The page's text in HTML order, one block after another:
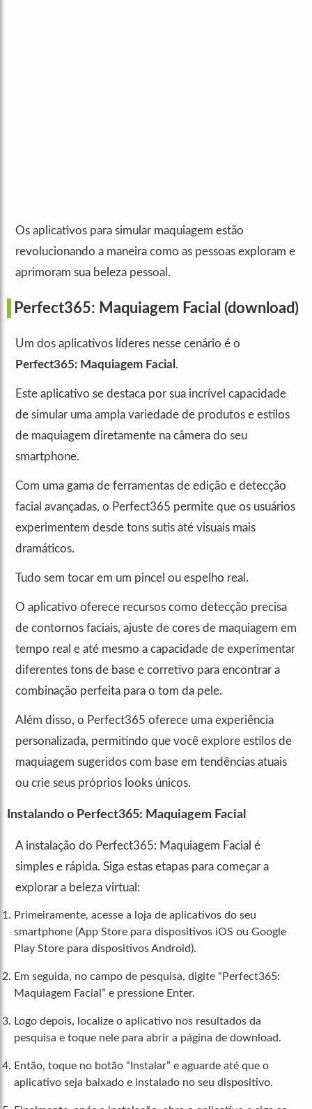
Os aplicativos para simular maquiagem estão
revolucionando a maneira como as pessoas exploram e
aprimoram sua beleza pessoal.
Perfect365: Maquiagem Facial (download)
Um dos aplicativos líderes nesse cenário é o
Perfect365: Maquiagem Facial .
Este aplicativo se destaca por sua incrível capacidade
de simular uma ampla variedade de produtos e estilos
de maquiagem diretamente na câmera do seu
smartphone.
Com uma gama de ferramentas de edição e detecção
facial avançadas, o Perfect365 permite que os usuários
experimentem desde tons sutis até visuais mais
dramáticos.
Tudo sem tocar em um pincel ou espelho real.
O aplicativo oferece recursos como detecção precisa
de contornos faciais, ajuste de cores de maquiagem em
tempo real e até mesmo a capacidade de experimentar
diferentes tons de base e corretivo para encontrar a
combinação perfeita para o tom da pele.
Além disso, o Perfect365 oferece uma experiência
personalizada, permitindo que você explore estilos de
maquiagem sugeridos com base em tendências atuais
ou crie seus próprios looks únicos.
Instalando o Perfect365: Maquiagem Facial
A instalação do Perfect365: Maquiagem Facial é
simples e rápida. Siga estas etapas para começar a
explorar a beleza virtual:
Primeiramente, acesse a loja de aplicativos do seu
smartphone (App Store para dispositivos iOS ou Google
Play Store para dispositivos Android).
Em seguida, no campo de pesquisa, digite “Perfect365:
Maquiagem Facial” e pressione Enter.
Logo depois, localize o aplicativo nos resultados da
pesquisa e toque nele para abrir a página de download.
Então, toque no botão “Instalar” e aguarde até que o
aplicativo seja baixado e instalado no seu dispositivo.